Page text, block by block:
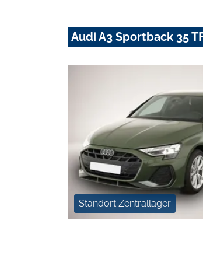
Audi A3 Sportback 35
Standort Zentrallager